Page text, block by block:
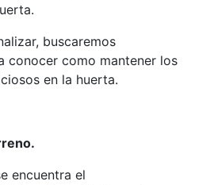
buscaremos
conocer como mantener los
en la huerta.
encuentra el